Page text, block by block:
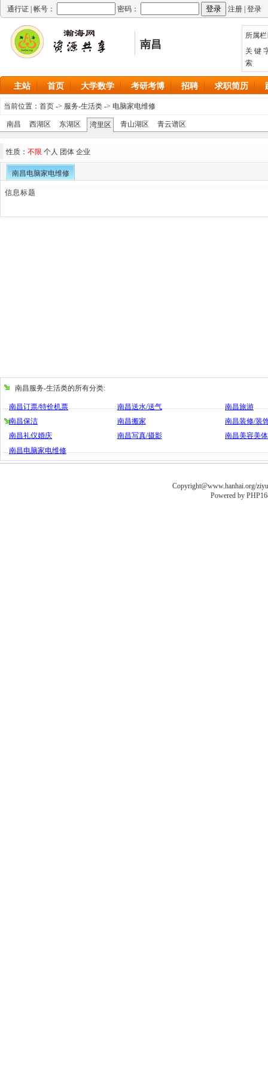
通行证 | 帐号： 密码： 注册 登录
南昌
所属
关 键
索
主站 首页 大学数学 考研考博 招聘 求职简历
当前位置： 首页 -> 服务-生活类 -> 电脑家电维修
南昌 西湖区 东湖区 湾里区 青山湖区 青云谱区
性质： 不限 个人 团体 企业
南昌电脑家电维修
信息标题
南昌服务-生活类的所有分类:
南昌订票/特价机票 南昌送水/送气
南昌旅游
南昌保洁
南昌搬家
南昌装修/装
南昌礼仪婚庆
南昌写真/摄影
南昌美容美体
南昌电脑家电维修
Copyright@www.hanhai.org/
Powered by